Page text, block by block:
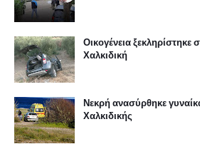
Οικογένεια ξεκληρίστηκε
Χαλκιδική
Νεκρή ανασύρθηκε
Χαλκιδικής